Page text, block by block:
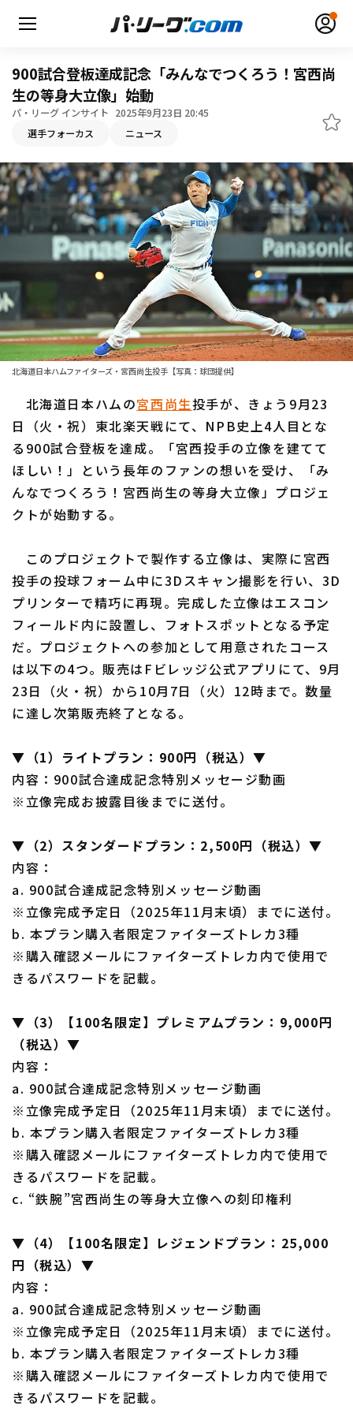
無料アカウント登録
HOME
動画
日程・結果
1軍公式戦
ファーム東地区
ファーム中地区
ファーム西地区
交流戦
選手名鑑
北海道日本ハムファイターズ
東北楽天ゴールデンイーグルス
埼玉西武ライオンズ
千葉ロッテマリーンズ
オリックス・バファローズ
福岡ソフトバンクホークス
設定
運営会社
特定商取引法の表示 アルバイト募集（別ウィンドウで開く
900試合登板達成記念「みんなでつくろう！宮西尚
生の等身大立像」始動
パ・リーグ インサイト 2025年9月23日 20:45
選手フォーカス ニュース
北海道日本ハムファイターズ・宮西尚生投手【写真：球団提供】
北海道日本ハムの宮西尚生投手が、きょう9月23
日（火・祝）東北楽天戦にて、NPB史上4人目とな
る900試合登板を達成。「宮西投手の立像を建てて
ほしい！」という長年のファンの想いを受け、「み
んなでつくろう！宮西尚生の等身大立像」プロジェ
クトが始動する。
このプロジェクトで製作する立像は、実際に宮西
投手の投球フォーム中に3Dスキャン撮影を行い、3D
プリンターで精巧に再現。完成した立像はエスコン
フィールド内に設置し、フォトスポットとなる予定
だ。プロジェクトへの参加として用意されたコース
は以下の4つ。販売はFビレッジ公式アプリにて、9月
23日（火・祝）から10月7日（火）12時まで。数量
に達し次第販売終了となる。
▼（1）ライトプラン：900円（税込）▼
内容：900試合達成記念特別メッセージ動画
※立像完成お披露目後までに送付。
▼（2）スタンダードプラン：2,500円（税込）▼
内容：
a. 900試合達成記念特別メッセージ動画
※立像完成予定日（2025年11月末頃）までに送付。
b. 本プラン購入者限定ファイターズトレカ3種
※購入確認メールにファイターズトレカ内で使用で
きるパスワードを記載。
▼（3）【100名限定】プレミアムプラン：9,000円
（税込）▼
内容：
a. 900試合達成記念特別メッセージ動画
※立像完成予定日（2025年11月末頃）までに送付。
b. 本プラン購入者限定ファイターズトレカ3種
※購入確認メールにファイターズトレカ内で使用で
きるパスワードを記載。
c. “鉄腕”宮西尚生の等身大立像への刻印権利
▼（4）【100名限定】レジェンドプラン：25,000
円（税込）▼
内容：
a. 900試合達成記念特別メッセージ動画
※立像完成予定日（2025年11月末頃）までに送付。
b. 本プラン購入者限定ファイターズトレカ3種
※購入確認メールにファイターズトレカ内で使用で
きるパスワードを記載。